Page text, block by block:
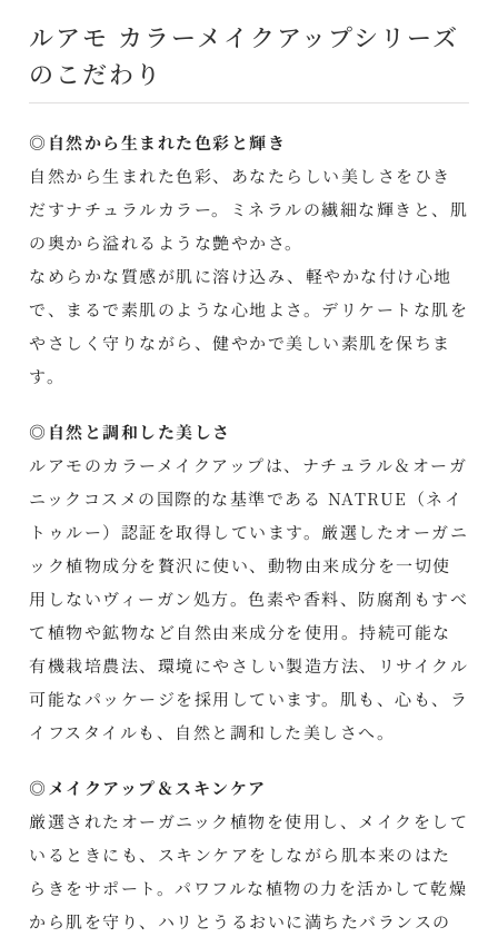
ルアモ カラーメイクアップシリーズ
のこだわり
◎自然から生まれた色彩と輝き
自然から生まれた色彩、あなたらしい美しさをひき
だすナチュラルカラー。ミネラルの繊細な輝きと、肌
の奥から溢れるような艶やかさ。
なめらかな質感が肌に溶け込み、軽やかな付け心地
で、まるで素肌のような心地よさ。デリケートな肌を
やさしく守りながら、健やかで美しい素肌を保ちま
す。
◎自然と調和した美しさ
ルアモのカラーメイクアップは、ナチュラル＆オーガ
ニックコスメの国際的な基準である NATRUE（ネイ
トゥルー）認証を取得しています。厳選したオーガニ
ック植物成分を贅沢に使い、動物由来成分を一切使
用しないヴィーガン処方。色素や香料、防腐剤もすべ
て植物や鉱物など自然由来成分を使用。持続可能な
有機栽培農法、環境にやさしい製造方法、リサイクル
可能なパッケージを採用しています。肌も、心も、ラ
イフスタイルも、自然と調和した美しさへ。
◎メイクアップ＆スキンケア
厳選されたオーガニック植物を使用し、メイクをして
いるときにも、スキンケアをしながら肌本来のはた
らきをサポート。パワフルな植物の力を活かして乾燥
から肌を守り、ハリとうるおいに満ちたバランスの